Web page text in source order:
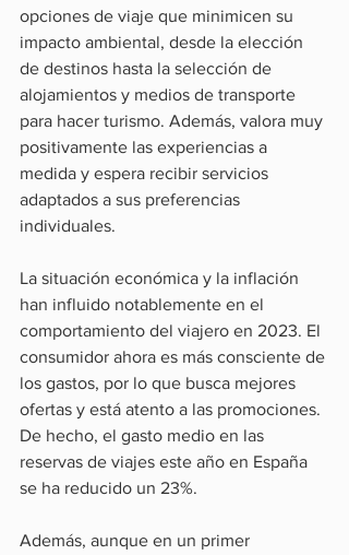
opciones de viaje que minimicen su
impacto ambiental, desde la elección
de destinos hasta la selección de
alojamientos y medios de transporte
para hacer turismo. Además, valora muy
positivamente las experiencias a
medida y espera recibir servicios
adaptados a sus preferencias
individuales.
La situación económica y la inflación
han influido notablemente en el
comportamiento del viajero en 2023. El
consumidor ahora es más consciente de
los gastos, por lo que busca mejores
ofertas y está atento a las promociones.
De hecho, el gasto medio en las
reservas de viajes este año en España
se ha reducido un 23%.
Además, aunque en un primer